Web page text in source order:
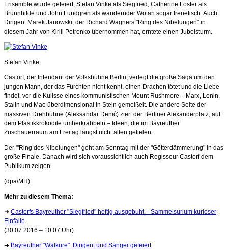
Ensemble wurde gefeiert, Stefan Vinke als Siegfried, Catherine Foster als
Brünnhilde und John Lundgren als wandernder Wotan sogar frenetisch. Auch
Dirigent Marek Janowski, der Richard Wagners "Ring des Nibelungen" in
diesem Jahr von Kirill Petrenko übernommen hat, erntete einen Jubelsturm.
Stefan Vinke
Castorf, der Intendant der Volksbühne Berlin, verlegt die große Saga um den
jungen Mann, der das Fürchten nicht kennt, einen Drachen tötet und die Liebe
findet, vor die Kulisse eines kommunistischen Mount Rushmore – Marx, Lenin,
Stalin und Mao überdimensional in Stein gemeißelt. Die andere Seite der
massiven Drehbühne (Aleksandar Denić) ziert der Berliner Alexanderplatz, auf
dem Plastikkrokodile umherkrabbeln – Ideen, die im Bayreuther
Zuschauerraum am Freitag längst nicht allen gefielen.
Der "'Ring des Nibelungen" geht am Sonntag mit der "Götterdämmerung" in das
große Finale. Danach wird sich voraussichtlich auch Regisseur Castorf dem
Publikum zeigen.
(dpa/MH)
Mehr zu diesem Thema:
➜ Castorfs Bayreuther "Siegfried" heftig ausgebuht – Sammelsurium kurioser
Einfälle
(30.07.2016 – 10:07 Uhr)
➜ Bayreuther "Walküre": Dirigent und Sänger gefeiert